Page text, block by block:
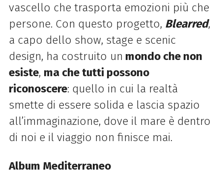
vascello che trasporta emozioni più che
persone. Con questo progetto, Blearred,
a capo dello show, stage e scenic
design, ha costruito un mondo che non
esiste, ma che tutti possono
riconoscere: quello in cui la realtà
smette di essere solida e lascia spazio
all’immaginazione, dove il mare è dentro
di noi e il viaggio non finisce mai.
Album Mediterraneo